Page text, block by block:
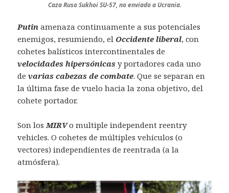
Caza Ruso Sukhoi SU-57, no enviado a Ucrania.
Putin amenaza continuamente a sus potenciales
enemigos, resumiendo, el Occidente liberal, con
cohetes balísticos intercontinentales de
velocidades hipersónicas y portadores cada uno
devarias cabezas de combate. Que se separan en
la última fase de vuelo hacia la zona objetivo, del
cohete portador.
Son losMIRVo multiple independent reentry
vehicles. O cohetes de múltiples vehículos (o
vectores) independientes de reentrada (a la
atmósfera).